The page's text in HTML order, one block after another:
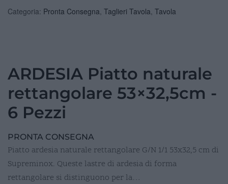
Categoria: Pronta Consegna Taglieri Tavola Tavola
ARDESIA Piatto naturale
rettangolare 53×32,5cm -
6 Pezzi
PRONTA CONSEGNA
Piatto ardesia naturale rettangolare G/N 1/1 53x32,5 cm di
Supreminox. Queste lastre di ardesia di forma
rettangolare si distinguono per la…